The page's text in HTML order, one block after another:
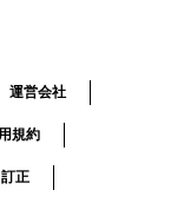
運営会社
規約
正